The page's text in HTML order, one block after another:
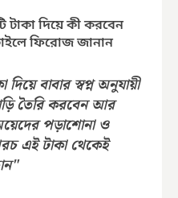
দিয়ে কী করবেন
ফিরোজ জানান
দিয়ে বাবার স্বপ্ন অনুযায়ী
তৈরি করবেন আর
পড়াশোনা ও
এই টাকা থেকেই